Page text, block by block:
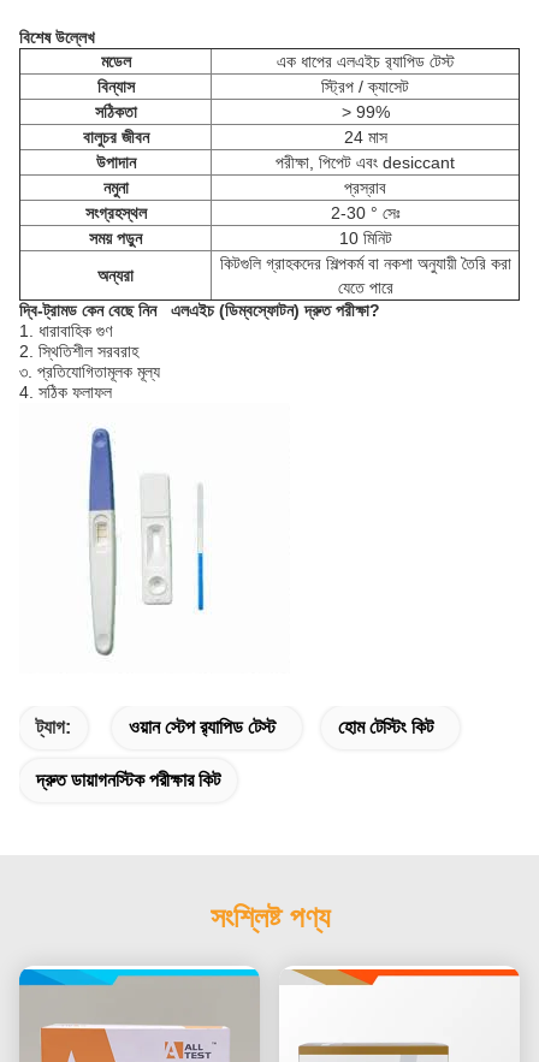
বিশেষ উল্লেখ
মডেল
এক ধাপের এলএইচ র‌্যাপিড টেস্ট
বিন্যাস
স্ট্রিপ / ক্যাসেট
সঠিকতা
> 99%
বালুচর জীবন
24 মাস
উপাদান
পরীক্ষা, পিপেট এবং desiccant
নমুনা
প্রস্রাব
সংগ্রহস্থল
2-30 ° সেঃ
সময় পড়ুন
10 মিনিট
অন্যরা
কিটগুলি গ্রাহকদের শিল্পকর্ম বা নকশা অনুযায়ী তৈরি করা
যেতে পারে
দ্বি-ট্রামড কেন বেছে নিন
এলএইচ (ডিম্বস্ফোটন) দ্রুত পরীক্ষা?
1. ধারাবাহিক গুণ
2. স্থিতিশীল সরবরাহ
৩. প্রতিযোগিতামূলক মূল্য
4. সঠিক ফলাফল
ট্যাগ: ওয়ান স্টেপ র‌্যাপিড টেস্ট হোম টেস্টিং কিট
দ্রুত ডায়াগনস্টিক পরীক্ষার কিট
সংশ্লিষ্ট পণ্য